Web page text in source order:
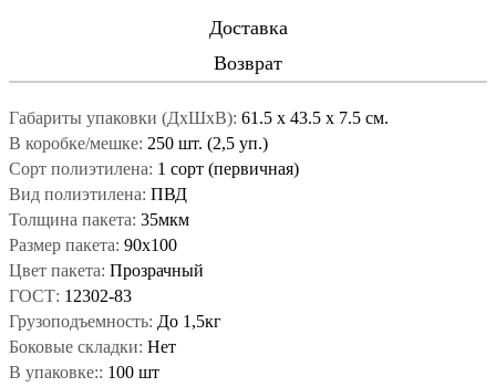
Доставка
Возврат
Габариты упаковки (ДxШxВ): 61.5 x 43.5 x 7.5 см.
В коробке/мешке: 250 шт. (2,5 уп.)
Сорт полиэтилена: 1 сорт (первичная)
Вид полиэтилена: ПВД
Толщина пакета: 35мкм
Размер пакета: 90x100
Цвет пакета: Прозрачный
ГОСТ: 12302-83
Грузоподъемность: До 1,5кг
Боковые складки: Нет
В упаковке:: 100 шт